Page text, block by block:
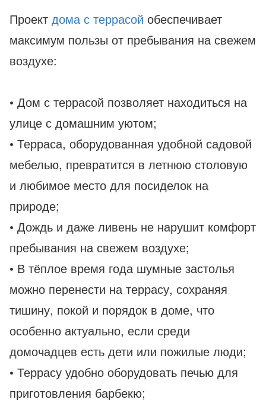
Проект дома с террасой обеспечивает
максимум пользы от пребывания на свежем
воздухе:
• Дом с террасой позволяет находиться на
улице с домашним уютом;
• Терраса, оборудованная удобной садовой
мебелью, превратится в летнюю столовую
и любимое место для посиделок на
природе;
• Дождь и даже ливень не нарушит комфорт
пребывания на свежем воздухе;
• В тёплое время года шумные застолья
можно перенести на террасу, сохраняя
тишину, покой и порядок в доме, что
особенно актуально, если среди
домочадцев есть дети или пожилые люди;
• Террасу удобно оборудовать печью для
приготовления барбекю;